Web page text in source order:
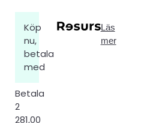
Köp
nu,
betala
med
Läs
mer
Betala
2
281,00